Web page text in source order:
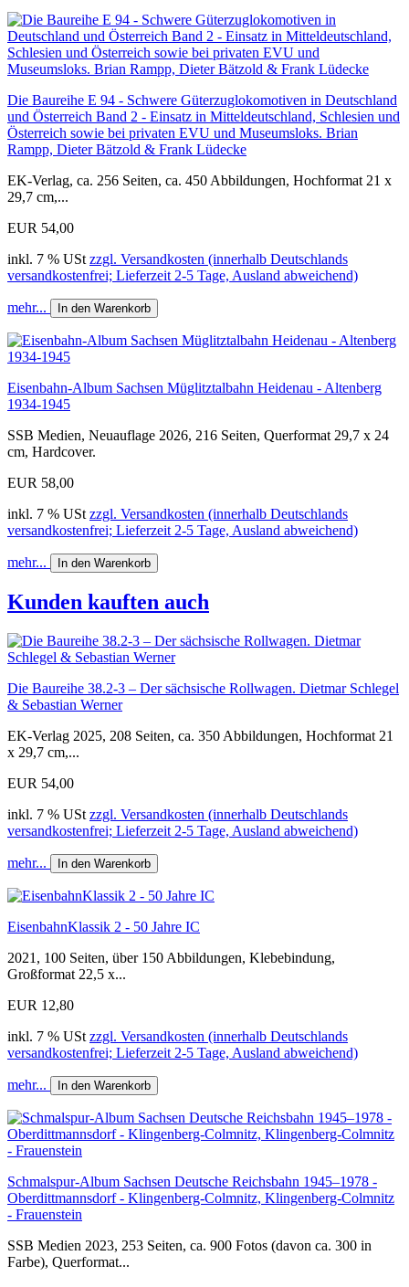
Die Baureihe E 94 - Schwere Güterzuglokomotiven in Deutschland
und Österreich Band 2 - Einsatz in Mitteldeutschland, Schlesien und
Österreich sowie bei privaten EVU und Museumsloks. Brian
Rampp, Dieter Bätzold & Frank Lüdecke
EK-Verlag, ca. 256 Seiten, ca. 450 Abbildungen, Hochformat 21 x
29,7 cm,...
EUR 54,00
inkl. 7 % USt zzgl. Versandkosten (innerhalb Deutschlands
versandkostenfrei; Lieferzeit 2-5 Tage, Ausland abweichend)
mehr... In den Warenkorb
Eisenbahn-Album Sachsen Müglitztalbahn Heidenau - Altenberg
1934-1945
SSB Medien, Neuauflage 2026, 216 Seiten, Querformat 29,7 x 24
cm, Hardcover.
EUR 58,00
inkl. 7 % USt zzgl. Versandkosten (innerhalb Deutschlands
versandkostenfrei; Lieferzeit 2-5 Tage, Ausland abweichend)
mehr... In den Warenkorb
Kunden kauften auch
Die Baureihe 38.2-3 – Der sächsische Rollwagen. Dietmar Schlegel
& Sebastian Werner
EK-Verlag 2025, 208 Seiten, ca. 350 Abbildungen, Hochformat 21
x 29,7 cm,...
EUR 54,00
inkl. 7 % USt zzgl. Versandkosten (innerhalb Deutschlands
versandkostenfrei; Lieferzeit 2-5 Tage, Ausland abweichend)
mehr... In den Warenkorb
EisenbahnKlassik 2 - 50 Jahre IC
2021, 100 Seiten, über 150 Abbildungen, Klebebindung,
Großformat 22,5 x...
EUR 12,80
inkl. 7 % USt zzgl. Versandkosten (innerhalb Deutschlands
versandkostenfrei; Lieferzeit 2-5 Tage, Ausland abweichend)
mehr... In den Warenkorb
Schmalspur-Album Sachsen Deutsche Reichsbahn 1945–1978 -
Oberdittmannsdorf - Klingenberg-Colmnitz, Klingenberg-Colmnitz
- Frauenstein
SSB Medien 2023, 253 Seiten, ca. 900 Fotos (davon ca. 300 in
Farbe), Querformat...